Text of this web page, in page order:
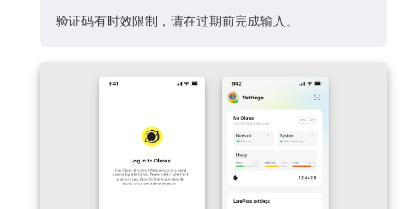
验证码有时效限制，请在过期前完成输入。